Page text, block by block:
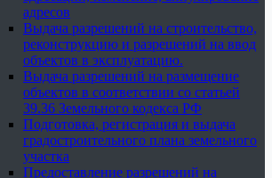
адресов
Выдача разрешений на строительство,
реконструкцию и разрешений на ввод
объектов в эксплуатацию.
Выдача разрешений на размещение
объектов в соответствии со статьей
39.36 Земельного кодекса РФ
Подготовка, регистрация и выдача
градостроительного плана земельного
участка
Предоставление разрешений на